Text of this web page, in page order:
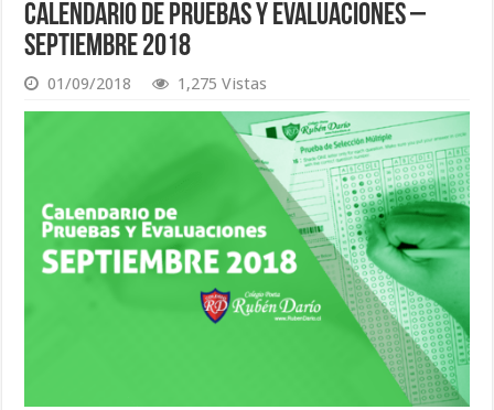
Calendario de Pruebas y Evaluaciones –
Septiembre 2018
01/09/2018 1,275 Vistas